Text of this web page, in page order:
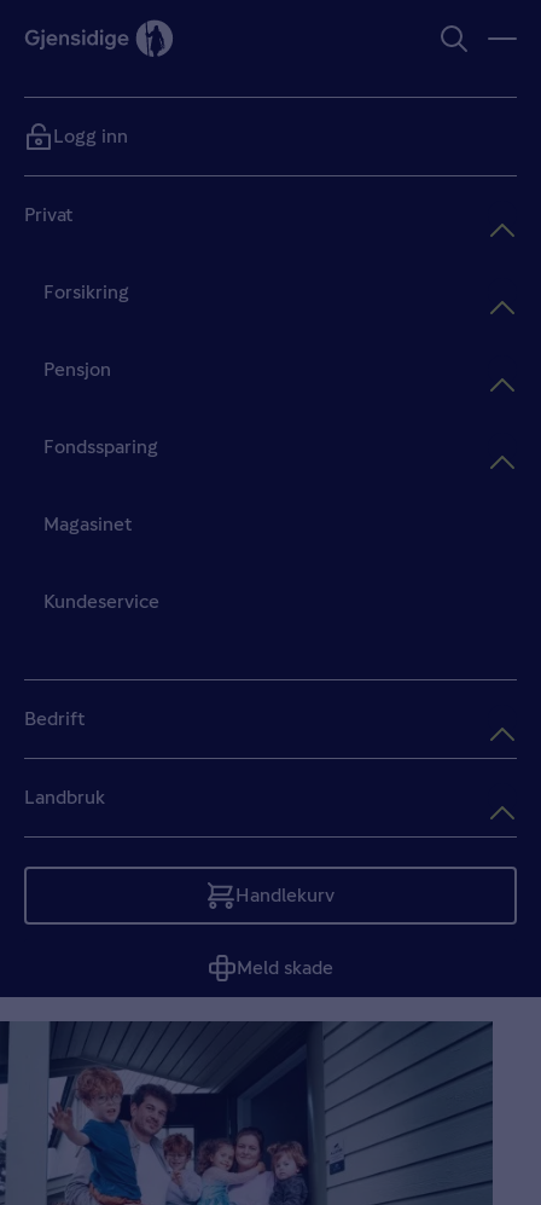
Privat
Forsikring
Pensjon
Fondssparing
Magasinet
Kundeservice
Bedrift
Landbruk
Handlekurv
Tom
Meld skade
Logg inn